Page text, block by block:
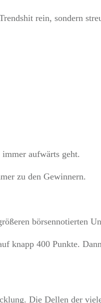
rein, sondern
aufwärts geht.
zu den Gewinnern.
börsennotierten
knapp 400 Punkte.
Die Dellen der